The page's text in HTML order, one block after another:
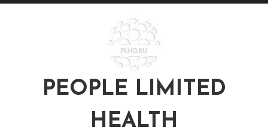
Перейти
PEOPLE LIMITED
HEALTH